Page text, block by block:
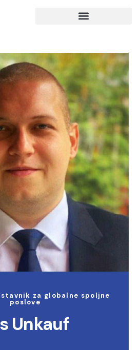
za globalne spoljne
poslove
Unkauf